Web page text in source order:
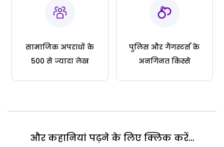
सामाजिक अपराधों के
500 से ज्यादा लेख
पुलिस और गैंगस्टर्स के
अनगिनत किस्से
और कहानियां पढ़ने के लिए क्लिक करें...